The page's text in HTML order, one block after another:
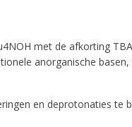
met de afkorting
anorganische basen,
en deprotonaties te